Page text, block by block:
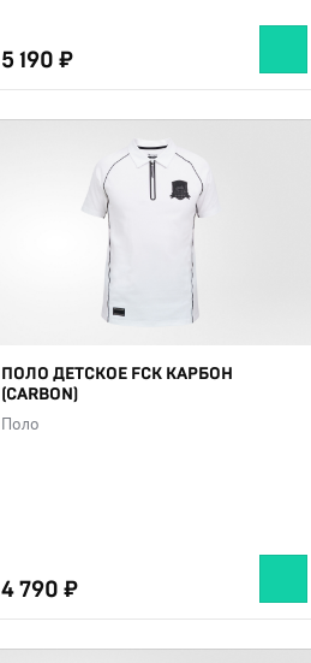
5 190
ПОЛО ДЕТСКОЕ FCK КАРБОН
(CARBON)
Поло
4 790